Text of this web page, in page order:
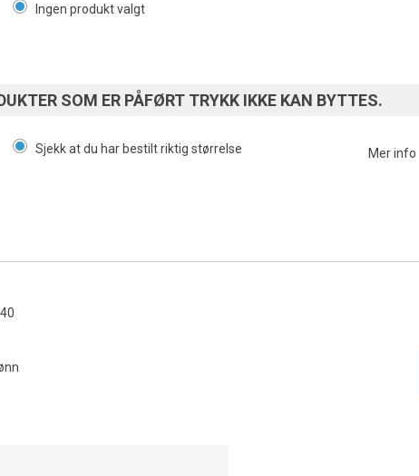
Ingen produkt valgt
SOM ER PÅFØRT TRYKK IKKE KAN BYTTES.
Sjekk at du har bestilt riktig størrelse
Mer info